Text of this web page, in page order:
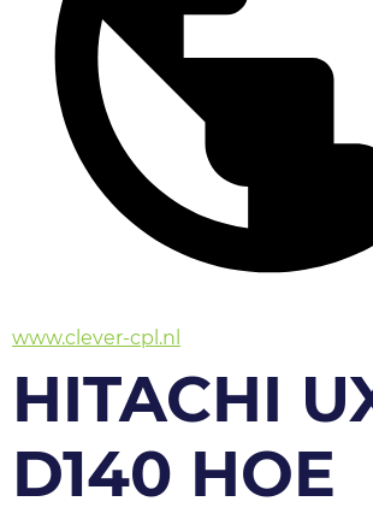
www.clever-cpl.nl
HITACHI
D140 HOE